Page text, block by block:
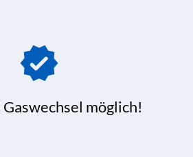
Gaswechsel möglich!